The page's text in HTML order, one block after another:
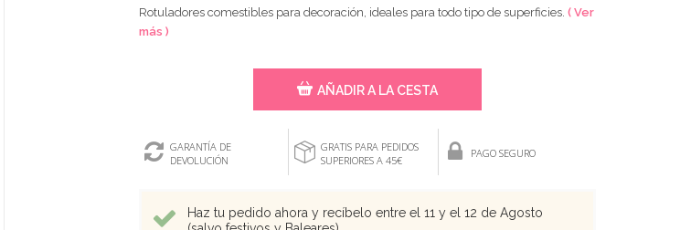
Rotuladores comestibles para decoración, ideales para todo tipo de superficies. ( Ver
más )
AÑADIR A LA CESTA
GARANTÍA DE
DEVOLUCIÓN
GRATIS PARA PEDIDOS
SUPERIORES A 45€
PAGO SEGURO
Haz tu pedido ahora y recíbelo entre el 11 y el 12 de Agosto